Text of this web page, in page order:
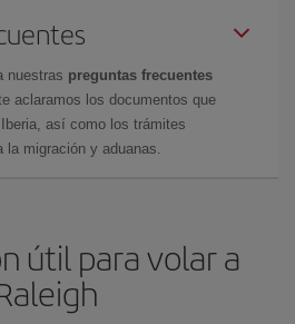
nuestras preguntas frecuentes
aclaramos los documentos que
así como los trámites
migración y aduanas.
útil para volar a